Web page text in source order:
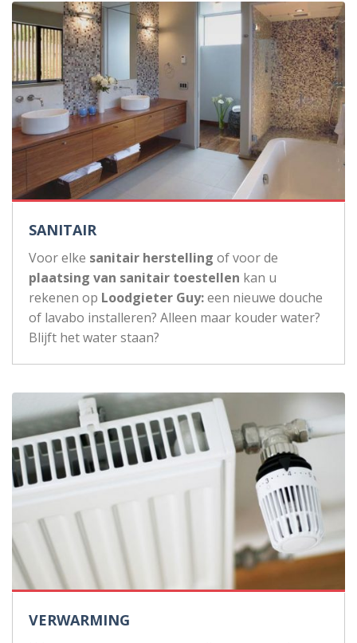
SANITAIR
Voor elke sanitair herstelling of voor de
plaatsing van sanitair toestellen kan u
rekenen op Loodgieter Guy:een nieuwe douche
of lavabo installeren? Alleen maar kouder water?
Blijft het water staan?
VERWARMING